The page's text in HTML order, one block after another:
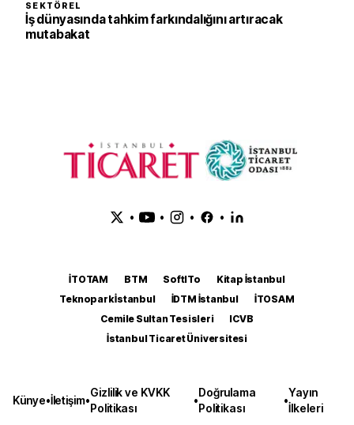
SEKTÖREL
İş dünyasında tahkim farkındalığını artıracak
mutabakat
• • • •
İTOTAM BTM SoftITo
Kitap İstanbul
Teknopark İstanbul
İDTM İstanbul
İTOSAM
Cemile Sultan Tesisleri
ICVB
İstanbul Ticaret Üniversitesi
Künye•İletişim•
Gizlilik ve KVKK
Politikası
•
Doğrulama
Politikası
•
Yayın
İlkeleri